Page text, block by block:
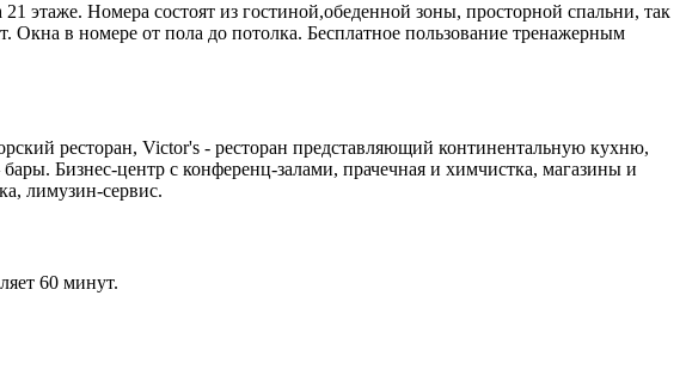
этаже. Номера состоят из гостиной,обеденной зоны, просторной спальни, так
в номере от пола до потолка. Бесплатное пользование тренажерным
ресторан, Victor's - ресторан представляющий континентальную кухню,
Бизнес-центр с конференц-залами, прачечная и химчистка, магазины и
лимузин-сервис.
60 минут.